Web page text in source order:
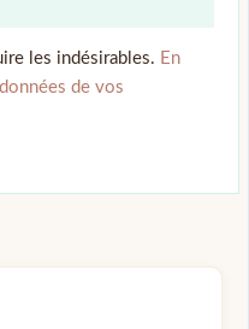
les indésirables. En
de vos